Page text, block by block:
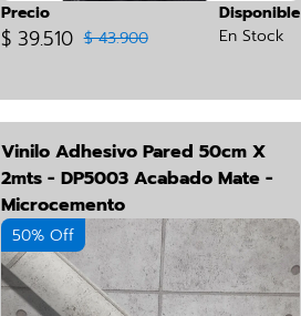
Precio
$ 39.510 $ 43.900
Disponible
En Stock
Vinilo Adhesivo Pared 50cm X
2mts - DP5003 Acabado Mate -
Microcemento
50% Off